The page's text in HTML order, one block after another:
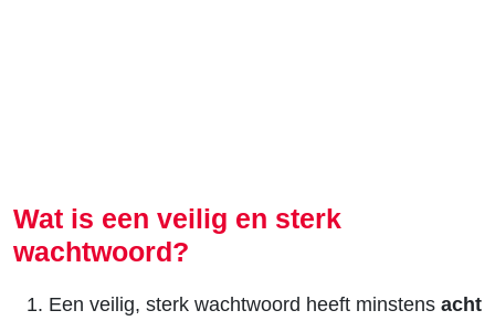
Wat is een veilig en sterk
wachtwoord?
Een veilig, sterk wachtwoord heeft minstens acht